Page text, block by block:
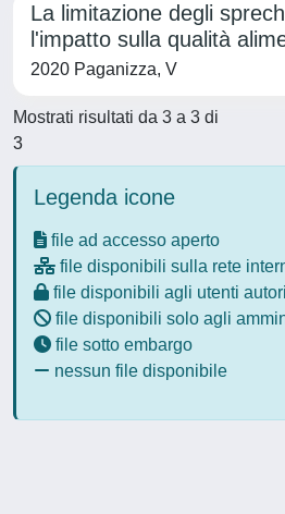
La limitazione degli
l'impatto sulla qualità
2020 Paganizza, V
Mostrati risultati da 3 a 3 di
3
Legenda icone
file ad accesso aperto
file disponibili sulla rete
file disponibili agli utenti
file disponibili solo agli
file sotto embargo
nessun file disponibile